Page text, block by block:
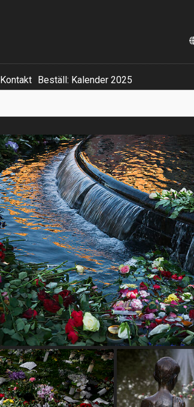
Kontakt Beställ: Kalender 2025